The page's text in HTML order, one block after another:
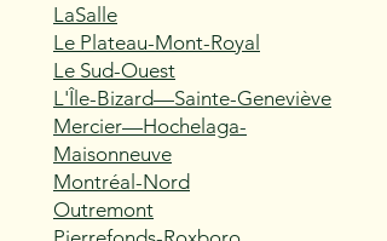
LaSalle
Le Plateau-Mont-Royal
Le Sud-Ouest
L'Île-Bizard—Sainte-Geneviève
Mercier—Hochelaga-
Maisonneuve
Montréal-Nord
Outremont